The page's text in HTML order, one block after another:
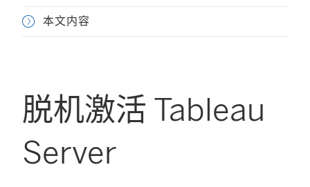
本文内容
脱机激活 Tableau
Server